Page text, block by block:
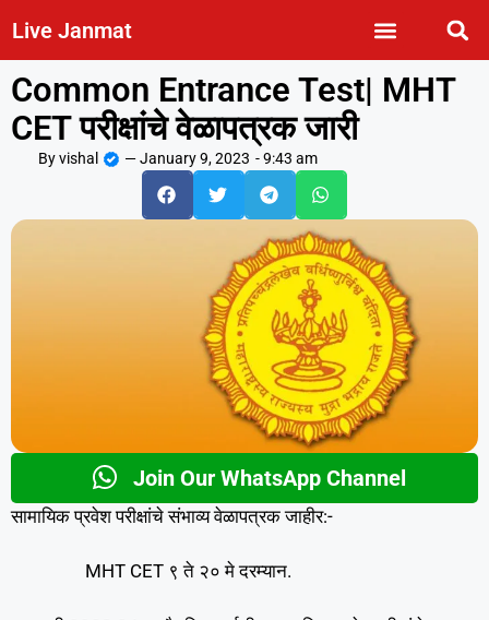
Live Janmat
Common Entrance Test| MHT
CET परीक्षांचे वेळापत्रक जारी
Byvishal —January 9, 2023 -9:43 am
Join Our WhatsApp Channel
सामायिक प्रवेश परीक्षांचे संभाव्य वेळापत्रक जाहीर:-
MHT CET ९ ते २० मे दरम्यान.